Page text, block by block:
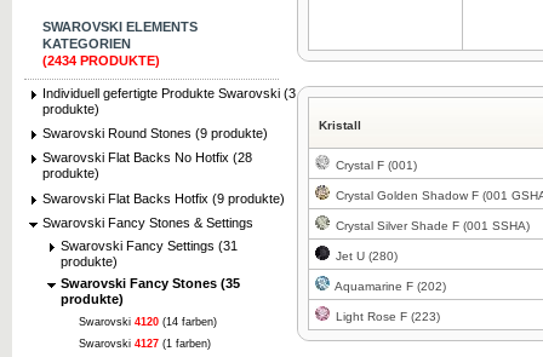
SWAROVSKI ELEMENTS
KATEGORIEN
(2434 PRODUKTE)
Individuell gefertigte Produkte Swarovski (3
produkte)
Swarovski Round Stones (9 produkte)
Swarovski Flat Backs No Hotfix (28
produkte)
Swarovski Flat Backs Hotfix (9 produkte)
Swarovski Fancy Stones & Settings
Swarovski Fancy Settings (31
produkte)
Swarovski Fancy Stones (35
produkte)
Swarovski 4120 (14 farben)
Swarovski 4127 (1 farben)
Zum Vergrößern klicken
Kristall
Crystal F (001)
Crystal Golden Shadow F (001
Crystal Silver Shade F (001 SSHA)
Jet U (280)
Aquamarine F (202)
Light Rose F (223)